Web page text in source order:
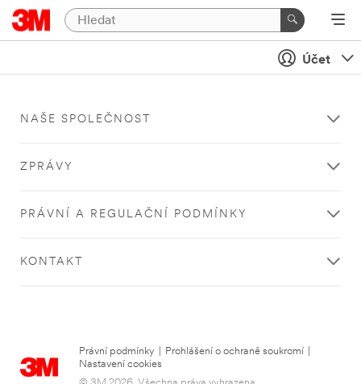
Účet
NAŠE SPOLEČNOST
ZPRÁVY
PRÁVNÍ A REGULAČNÍ PODMÍNKY
KONTAKT
Právní podmínky Prohlášení o ochraně soukromí
Nastavení cookies